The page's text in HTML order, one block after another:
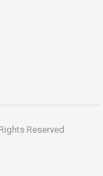
Reserved